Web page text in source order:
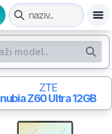
ZTE
nubia Z60 Ultra12GB